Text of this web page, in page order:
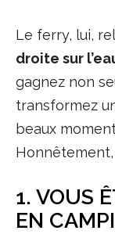
Le ferry, lui,
droite sur
gagnez non
transformez
beaux
Honnêtement,
1. VOUS
EN